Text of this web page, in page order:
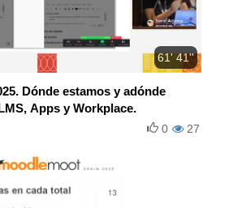
61' 41''
Dónde estamos y adónde
Apps y Workplace.
27
0